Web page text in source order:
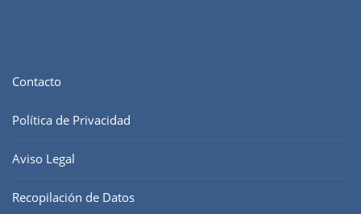
Contacto
Política de Privacidad
Aviso Legal
Recopilación de Datos